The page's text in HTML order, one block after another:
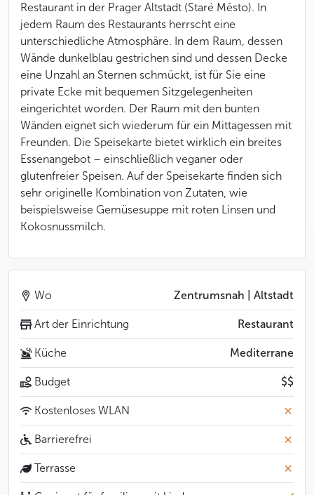
Restaurant in der Prager Altstadt (Staré Město). In
jedem Raum des Restaurants herrscht eine
unterschiedliche Atmosphäre. In dem Raum, dessen
Wände dunkelblau gestrichen sind und dessen Decke
eine Unzahl an Sternen schmückt, ist für Sie eine
private Ecke mit bequemen Sitzgelegenheiten
eingerichtet worden. Der Raum mit den bunten
Wänden eignet sich wiederum für ein Mittagessen mit
Freunden. Die Speisekarte bietet wirklich ein breites
Essenangebot – einschließlich veganer oder
glutenfreier Speisen. Auf der Speisekarte finden sich
sehr originelle Kombination von Zutaten, wie
beispielsweise Gemüsesuppe mit roten Linsen und
Kokosnussmilch.
Wo Zentrumsnah | Altstadt
Art der Einrichtung Restaurant
Küche Mediterrane
Budget $$
Kostenloses WLAN
Barrierefrei
Terrasse